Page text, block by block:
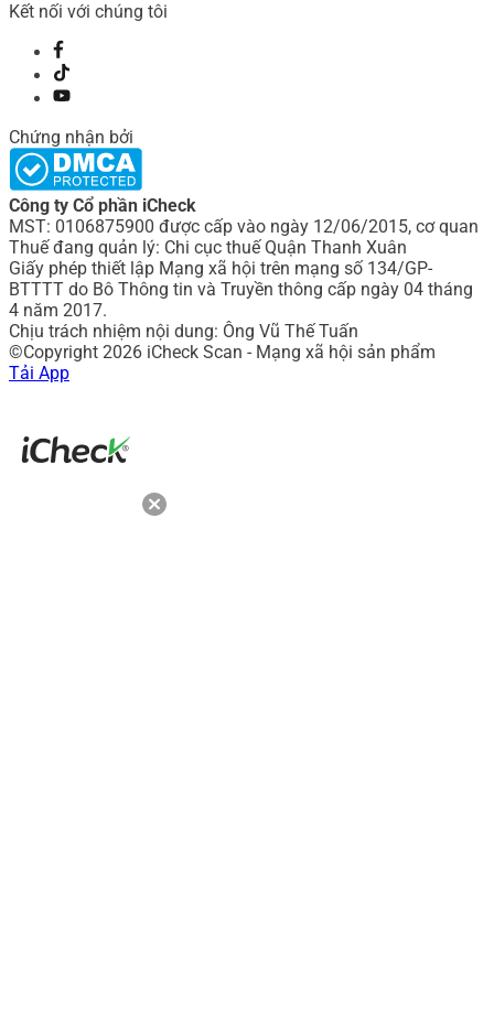
Kết nối với chúng tôi
Chứng nhận bởi
Công ty Cổ phần iCheck
MST: 0106875900 được cấp vào ngày 12/06/2015, cơ quan
Thuế đang quản lý: Chi cục thuế Quận Thanh Xuân
Giấy phép thiết lập Mạng xã hội trên mạng số 134/GP-
BTTTT do Bô Thông tin và Truyền thông cấp ngày 04 tháng
4 năm 2017.
Chịu trách nhiệm nội dung: Ông Vũ Thế Tuấn
©Copyright 2026 iCheck Scan - Mạng xã hội sản phẩm
Tải App